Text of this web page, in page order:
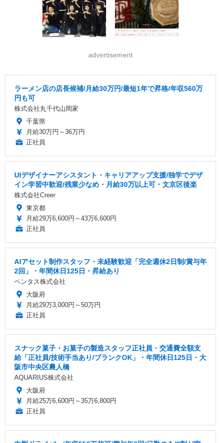
advertisement
ラーメン店の店長候補/月給30万円/最短1年で昇格/年収560万
円も可
株式会社丸千代山岡家
千葉県
月給30万円～36万円
正社員
UIデザイナーアシスタント・キャリアアップ支援/独学でデザ
イン学習中歓迎/残業少なめ・月給30万以上可・文京区後楽
株式会社Creer
東京都
月給29万6,600円～43万6,600円
正社員
AIアセット制作スタッフ・未経験歓迎「完全週休2日制/賞与年
2回」・年間休日125日・昇給あり
ベンタス株式会社
大阪府
月給29万3,000円～50万円
正社員
スナック菓子・お菓子の製造スタッフ正社員・交通費全額支
給「正社員/技術手当あり/ブランクOK」・年間休日125日・大
阪市中央区農人橋
AQUARIUS株式会社
大阪府
月給25万6,600円～35万6,800円
正社員